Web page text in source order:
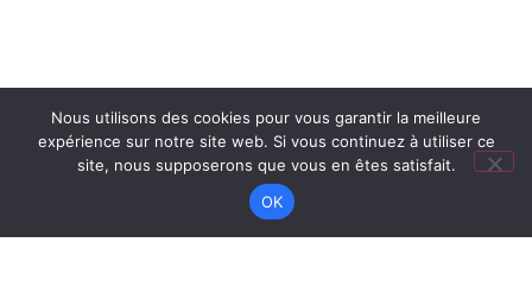
Nous utilisons des cookies pour vous garantir la meilleure
expérience sur notre site web. Si vous continuez à utiliser ce
site, nous supposerons que vous en êtes satisfait.
OK